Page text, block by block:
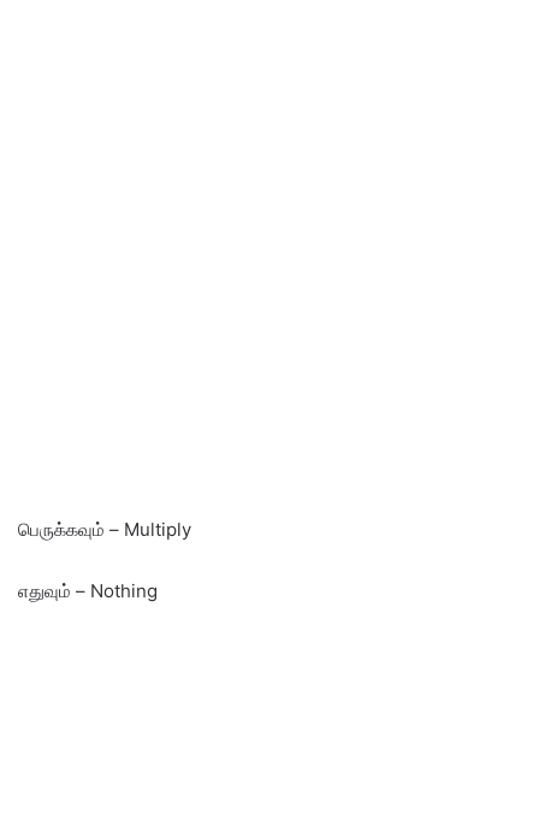
பெருக்கவும் – Multiply
எதுவும் – Nothing